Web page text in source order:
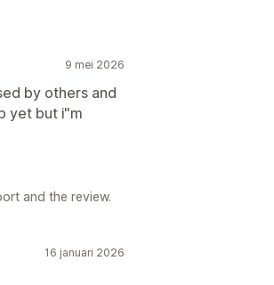
9 mei 2026
by others and
yet but i"m
and the review.
16 januari 2026